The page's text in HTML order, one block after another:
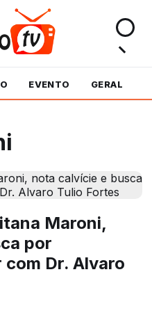
EVENTO GERAL
Maroni,
por
Dr. Alvaro